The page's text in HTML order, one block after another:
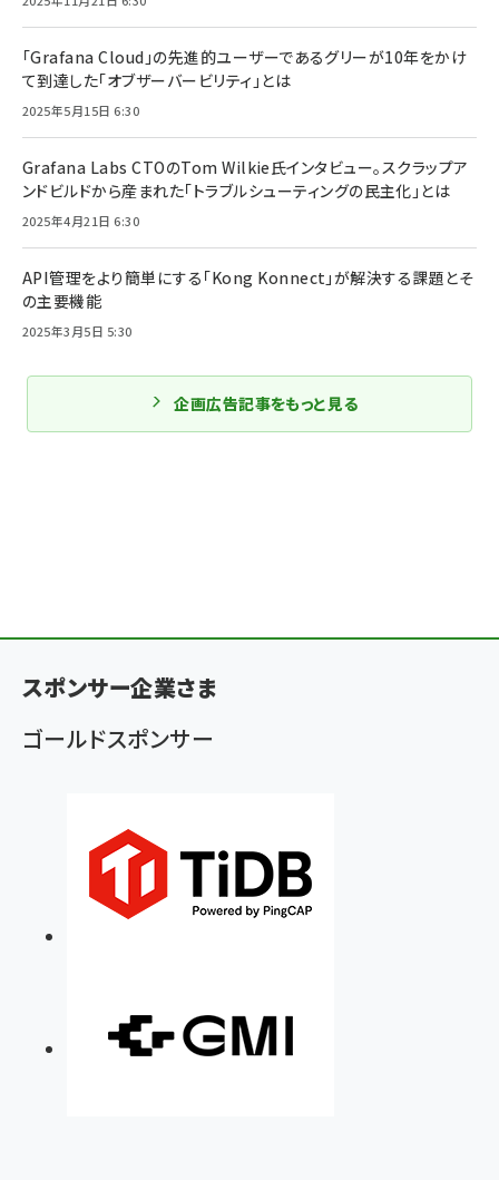
「Grafana Cloud」の先進的ユーザーであるグリーが10年をかけ
て到達した「オブザーバービリティ」とは
2025年5月15日 6:30
Grafana Labs CTOのTom Wilkie氏インタビュー。スクラップア
ンドビルドから産まれた「トラブルシューティングの民主化」とは
2025年4月21日 6:30
API管理をより簡単にする「Kong Konnect」が解決する課題とそ
の主要機能
2025年3月5日 5:30
企画広告記事をもっと見る
スポンサー企業さま
ゴールドスポンサー